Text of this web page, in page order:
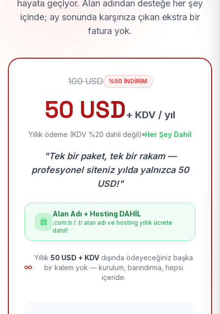
hayata geçiyor. Alan adından desteğe her şey
içinde; ay sonunda karşınıza çıkan ekstra bir
fatura yok.
100 USD %50 İNDİRİM
50 USD+ KDV / yıl
Yıllık ödeme (KDV %20 dahil değil) Her Şey Dahil
"Tek bir paket, tek bir rakam —
profesyonel siteniz yılda yalnızca 50
USD!"
Alan Adı + Hosting DAHİL
.com.tr / .tr alan adı ve hosting yıllık ücrete
dahil!
Yıllık 50 USD + KDV dışında ödeyeceğiniz başka
bir kalem yok — kurulum, barındırma, hepsi
içeride.